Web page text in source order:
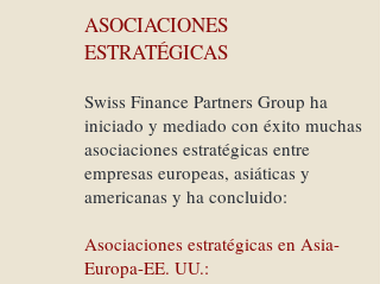
ASOCIACIONES
ESTRATÉGICAS
Swiss Finance Partners Group ha
iniciado y mediado con éxito muchas
asociaciones estratégicas entre
empresas europeas, asiáticas y
americanas y ha concluido:
Asociaciones estratégicas en Asia-
Europa-EE. UU.: